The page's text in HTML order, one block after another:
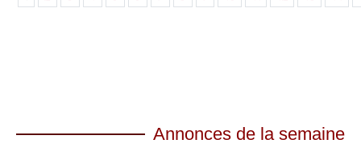
Annonces de la semaine